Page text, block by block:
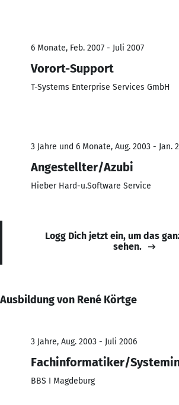
6 Monate, Feb. 2007 - Juli 2007
Vorort-Support
T-Systems Enterprise Services GmbH
3 Jahre und 6 Monate, Aug. 2003 - Jan.
Angestellter/Azubi
Hieber Hard-u.Software Service
Logg Dich jetzt ein, um das
sehen.
Ausbildung von René Körtge
3 Jahre, Aug. 2003 - Juli 2006
Fachinformatiker/
BBS I Magdeburg